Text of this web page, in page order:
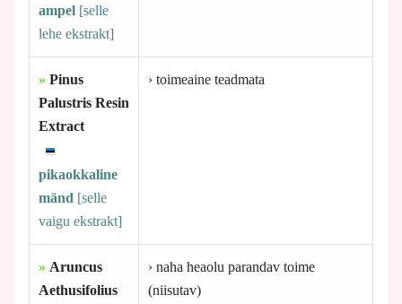
ampel [selle
lehe ekstrakt]
» Pinus
Palustris Resin
Extract
pikaokkaline
mänd [selle
vaigu ekstrakt]
› toimeaine teadmata
» Aruncus
Aethusifolius
› naha heaolu parandav toime
(niisutav)